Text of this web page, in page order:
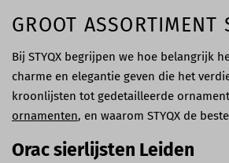
GROOT
Bij STYQX begrijpen we hoe belangrijk
charme en elegantie geven die het
kroonlijsten tot gedetailleerde
ornamenten, en waarom STYQX de
Orac sierlijsten Leiden